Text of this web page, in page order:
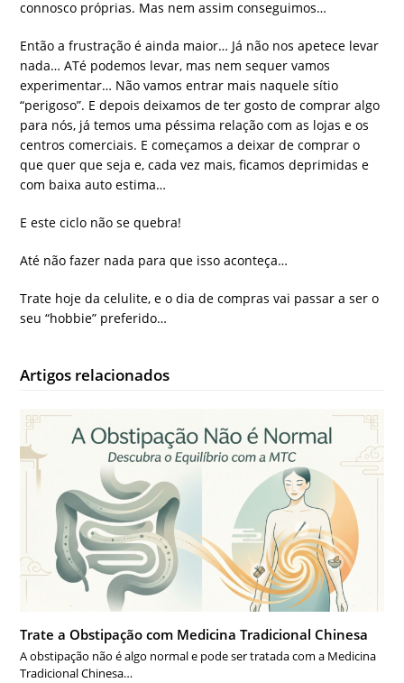
connosco próprias. Mas nem assim conseguimos…
Então a frustração é ainda maior… Já não nos apetece levar
nada… ATé podemos levar, mas nem sequer vamos
experimentar… Não vamos entrar mais naquele sítio
“perigoso”. E depois deixamos de ter gosto de comprar algo
para nós, já temos uma péssima relação com as lojas e os
centros comerciais. E começamos a deixar de comprar o
que quer que seja e, cada vez mais, ficamos deprimidas e
com baixa auto estima…
E este ciclo não se quebra!
Até não fazer nada para que isso aconteça…
Trate hoje da celulite, e o dia de compras vai passar a ser o
seu “hobbie” preferido…
Artigos relacionados
Trate a Obstipação com Medicina Tradicional Chinesa
A obstipação não é algo normal e pode ser tratada com a Medicina
Tradicional Chinesa…